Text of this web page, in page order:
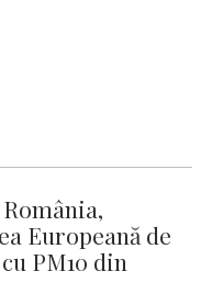
Europeană de
PM10 din